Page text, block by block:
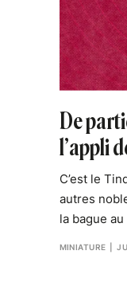
De
l’appli
C’est le
autres
la bague
MINIATURE |